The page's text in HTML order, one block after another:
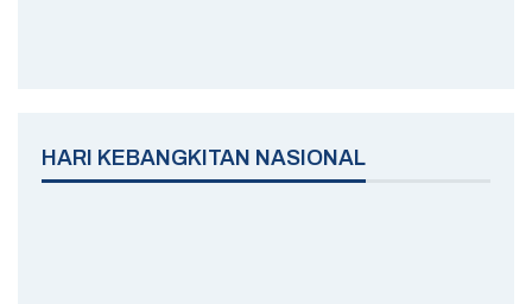
HARI KEBANGKITAN NASIONAL